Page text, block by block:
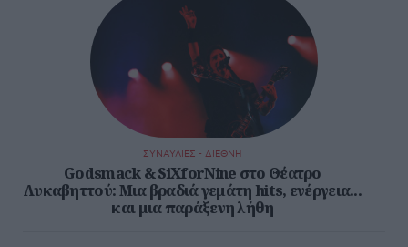
ΣΥΝΑΥΛΙΕΣ - ΔΙΕΘΝΗ
Godsmack & SiXforNine στο Θέατρο
Λυκαβηττού: Μια βραδιά γεμάτη hits, ενέργεια...
και μια παράξενη λήθη